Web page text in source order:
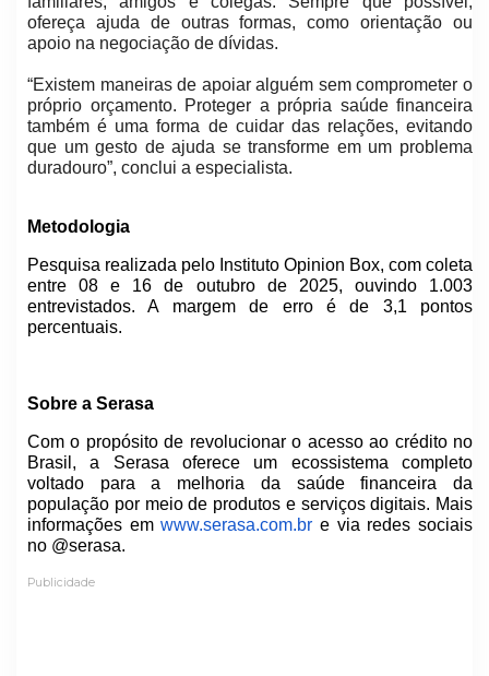
ofereça ajuda de outras formas, como orientação ou
apoio na negociação de dívidas.
“Existem maneiras de apoiar alguém sem comprometer o
próprio orçamento. Proteger a própria saúde financeira
também é uma forma de cuidar das relações, evitando
que um gesto de ajuda se transforme em um problema
duradouro”, conclui a especialista.
Metodologia
Pesquisa realizada pelo Instituto Opinion Box, com coleta
entre 08 e 16 de outubro de 2025, ouvindo 1.003
entrevistados. A margem de erro é de 3,1 pontos
percentuais.
Sobre a Serasa
Com o propósito de revolucionar o acesso ao crédito no
Brasil, a Serasa oferece um ecossistema completo
voltado para a melhoria da saúde financeira da
população por meio de produtos e serviços digitais. Mais
informações emwww.serasa.com.br e via redes sociais
no @serasa.
Publicidade